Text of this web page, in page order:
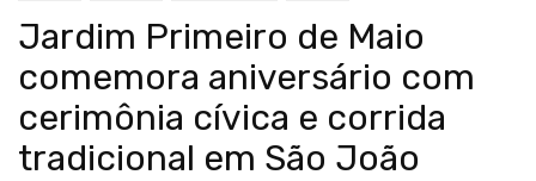
Jardim Primeiro de Maio
comemora aniversário com
cerimônia cívica e corrida
tradicional em São João